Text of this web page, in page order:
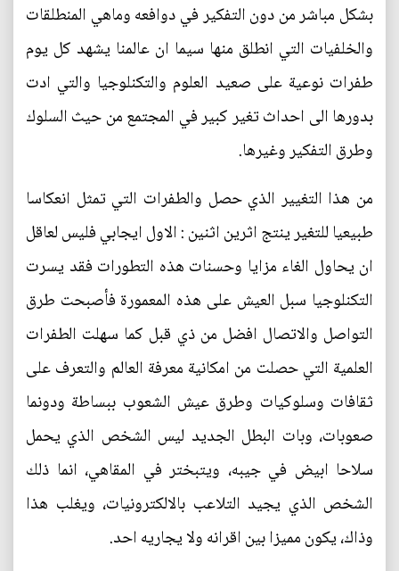
بشكل مباشر من دون التفكير في دوافعه وماهي المنطلقات
والخلفيات التي انطلق منها سيما ان عالمنا يشهد كل يوم
طفرات نوعية على صعيد العلوم والتكنلوجيا والتي ادت
بدورها الى احداث تغير كبير في المجتمع من حيث السلوك
وطرق التفكير وغيرها.
من هذا التغيير الذي حصل والطفرات التي تمثل انعكاسا
طبيعيا للتغير ينتج اثرين اثنين : الاول ايجابي فليس لعاقل
ان يحاول الغاء مزايا وحسنات هذه التطورات فقد يسرت
التكنلوجيا سبل العيش على هذه المعمورة فأصبحت طرق
التواصل والاتصال افضل من ذي قبل كما سهلت الطفرات
العلمية التي حصلت من امكانية معرفة العالم والتعرف على
ثقافات وسلوكيات وطرق عيش الشعوب ببساطة ودونما
صعوبات، وبات البطل الجديد ليس الشخص الذي يحمل
سلاحا ابيض في جيبه، ويتبختر في المقاهي، انما ذلك
الشخص الذي يجيد التلاعب بالالكترونيات، ويغلب هذا
وذاك، يكون مميزا بين اقرانه ولا يجاريه احد.